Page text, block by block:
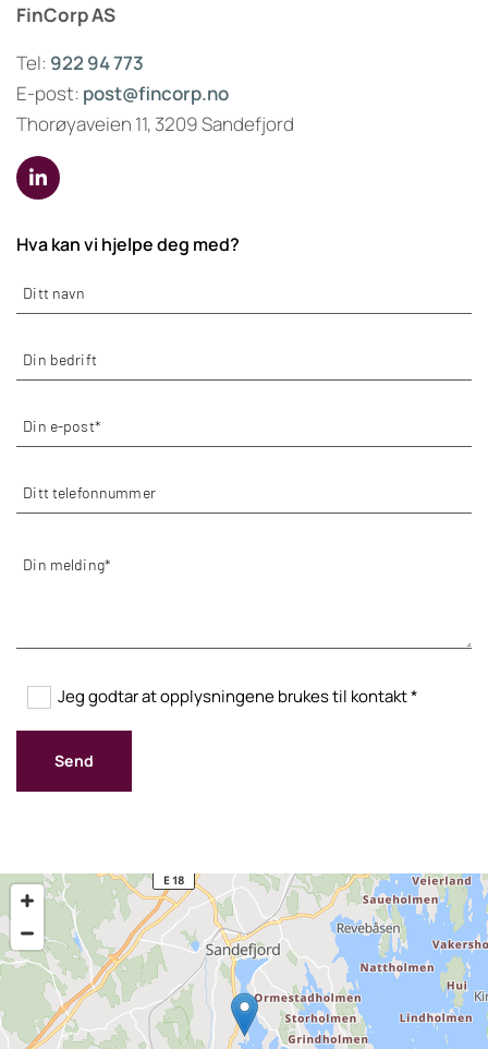
FinCorp AS
Tel: 922 94 773
E-post: post@fincorp.no
Thorøyaveien 11, 3209 Sandefjord
Hva kan vi hjelpe deg med?
Jeg godtar at opplysningene brukes til kontakt *